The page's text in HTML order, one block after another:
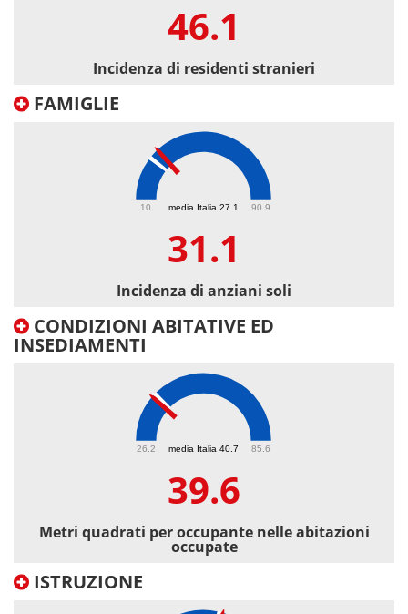
46.1
Incidenza di residenti stranieri
FAMIGLIE
media Italia 27.1
10 90.9
31.1
Incidenza di anziani soli
CONDIZIONI ABITATIVE ED
INSEDIAMENTI
media Italia 40.7
26.2 85.6
39.6
Metri quadrati per occupante nelle abitazioni
occupate
ISTRUZIONE